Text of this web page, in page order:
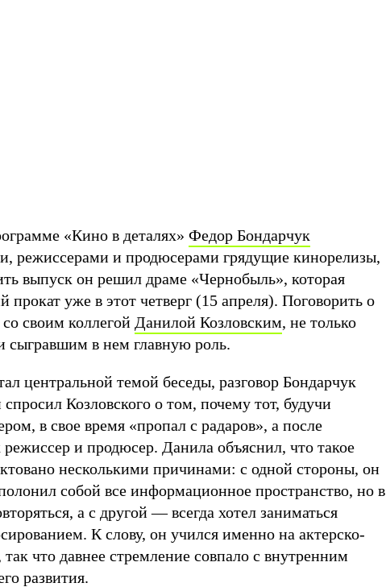
«Кино в деталях» Федор Бондарчук
режиссерами и продюсерами грядущие кинорелизы,
выпуск он решил драме «Чернобыль», которая
прокат уже в этот четверг (15 апреля). Поговорить о
своим коллегой Данилой Козловским, не только
в нем главную роль.
центральной темой беседы, разговор Бондарчук
Козловского о том, почему тот, будучи
в свое время «пропал с радаров», а после
и продюсер. Данила объяснил, что такое
несколькими причинами: с одной стороны, он
собой все информационное пространство, но в
а с другой — всегда хотел заниматься
К слову, он учился именно на актерско-
что давнее стремление совпало с внутренним
развития.